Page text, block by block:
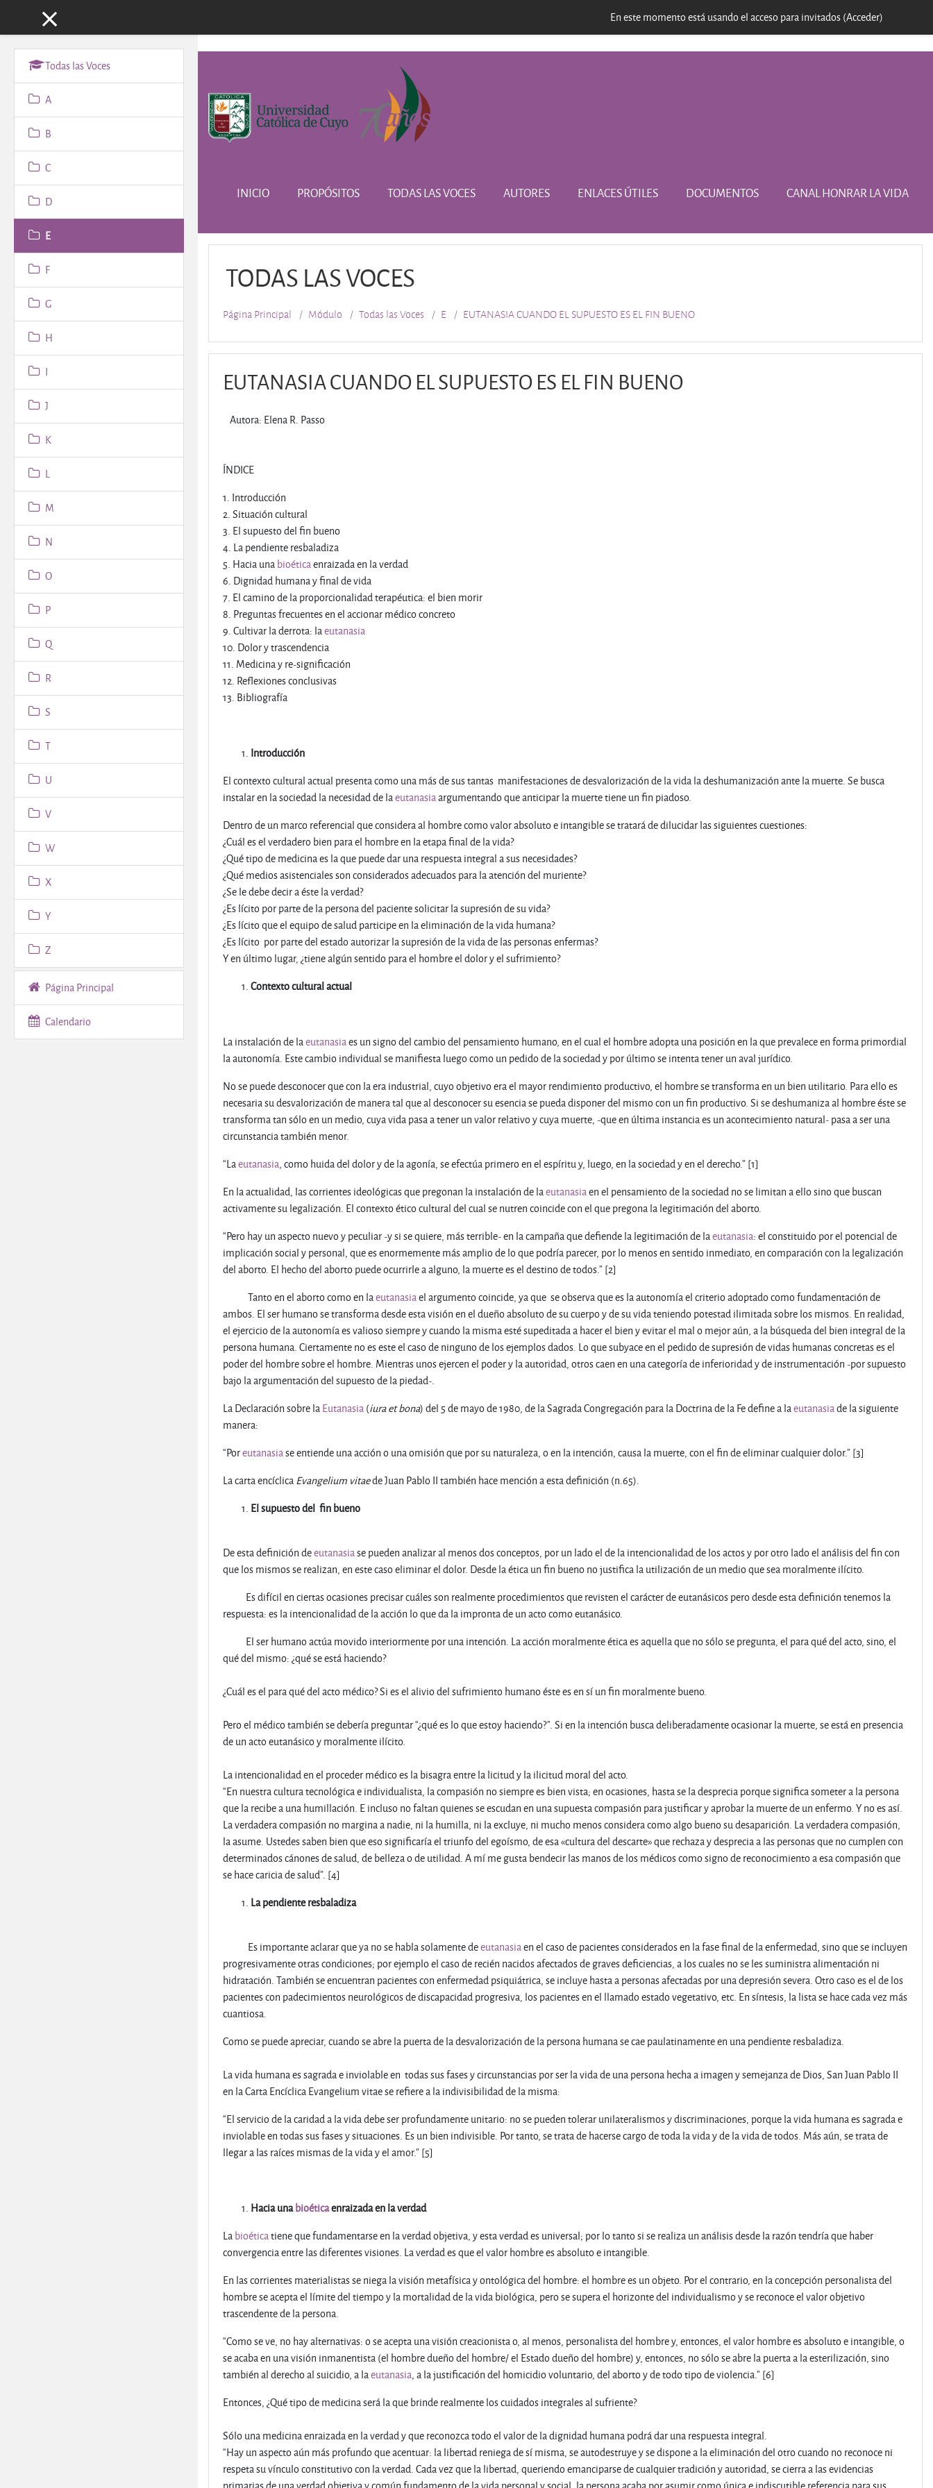
Panel lateral En este momento está usando el acceso para invitados (Acceder)
INICIO PROPÓSITOS TODAS LAS VOCES AUTORES ENLACES ÚTILES DOCUMENTOS CANAL HONRAR LA VIDA
TODAS LAS VOCES
Página Principal Módulo Todas las Voces E EUTANASIA CUANDO EL SUPUESTO ES EL FIN BUENO
EUTANASIA CUANDO EL SUPUESTO ES EL FIN BUENO
Autora: Elena R. Passo
ÍNDICE
1. Introducción
2. Situación cultural
3. El supuesto del fin bueno
4. La pendiente resbaladiza
5. Hacia unabioéticaenraizada en la verdad
6. Dignidad humana y final de vida
7. El camino de la proporcionalidad terapéutica: el bien morir
8. Preguntas frecuentes en el accionar médico concreto
9. Cultivar la derrota: laeutanasia
10. Dolor y trascendencia
11. Medicina y re-significación
12. Reflexiones conclusivas
13. Bibliografía
Introducción
El contexto cultural actual presenta como una más de sus tantas manifestaciones de desvalorización de la vida la deshumanización ante la muerte. Se busca
instalar en la sociedad la necesidad de laeutanasiaargumentando que anticipar la muerte tiene un fin piadoso.
Dentro de un marco referencial que considera al hombre como valor absoluto e intangible se tratará de dilucidar las siguientes cuestiones:
¿Cuál es el verdadero bien para el hombre en la etapa final de la vida?
¿Qué tipo de medicina es la que puede dar una respuesta integral a sus necesidades?
¿Qué medios asistenciales son considerados adecuados para la atención del muriente?
¿Se le debe decir a éste la verdad?
¿Es lícito por parte de la persona del paciente solicitar la supresión de su vida?
¿Es lícito que el equipo de salud participe en la eliminación de la vida humana?
¿Es lícito por parte del estado autorizar la supresión de la vida de las personas enfermas?
Y en último lugar, ¿tiene algún sentido para el hombre el dolor y el sufrimiento?
Contexto cultural actual
La instalación de laeutanasiaes un signo del cambio del pensamiento humano, en el cual el hombre adopta una posición en la que prevalece en forma primordial
la autonomía. Este cambio individual se manifiesta luego como un pedido de la sociedad y por último se intenta tener un aval jurídico.
No se puede desconocer que con la era industrial, cuyo objetivo era el mayor rendimiento productivo, el hombre se transforma en un bien utilitario. Para ello es
necesaria su desvalorización de manera tal que al desconocer su esencia se pueda disponer del mismo con un fin productivo. Si se deshumaniza al hombre éste se
transforma tan sólo en un medio, cuya vida pasa a tener un valor relativo y cuya muerte, -que en última instancia es un acontecimiento natural- pasa a ser una
circunstancia también menor.
“Laeutanasia, como huida del dolor y de la agonía, se efectúa primero en el espíritu y, luego, en la sociedad y en el derecho.” [1]
En la actualidad, las corrientes ideológicas que pregonan la instalación de laeutanasiaen el pensamiento de la sociedad no se limitan a ello sino que buscan
activamente su legalización. El contexto ético cultural del cual se nutren coincide con el que pregona la legitimación del aborto.
“Pero hay un aspecto nuevo y peculiar -y si se quiere, más terrible- en la campaña que defiende la legitimación de laeutanasia: el constituido por el potencial de
implicación social y personal, que es enormemente más amplio de lo que podría parecer, por lo menos en sentido inmediato, en comparación con la legalización
del aborto. El hecho del aborto puede ocurrirle a alguno, la muerte es el destino de todos.” [2]
Tanto en el aborto como en laeutanasiael argumento coincide, ya que se observa que es la autonomía el criterio adoptado como fundamentación de
ambos. El ser humano se transforma desde esta visión en el dueño absoluto de su cuerpo y de su vida teniendo potestad ilimitada sobre los mismos. En realidad,
el ejercicio de la autonomía es valioso siempre y cuando la misma esté supeditada a hacer el bien y evitar el mal o mejor aún, a la búsqueda del bien integral de la
persona humana. Ciertamente no es este el caso de ninguno de los ejemplos dados. Lo que subyace en el pedido de supresión de vidas humanas concretas es el
poder del hombre sobre el hombre. Mientras unos ejercen el poder y la autoridad, otros caen en una categoría de inferioridad y de instrumentación -por supuesto
bajo la argumentación del supuesto de la piedad-.
La Declaración sobre laEutanasia(iura et bona) del 5 de mayo de 1980, de la Sagrada Congregación para la Doctrina de la Fe define a laeutanasiade la siguiente
manera:
“Poreutanasiase entiende una acción o una omisión que por su naturaleza, o en la intención, causa la muerte, con el fin de eliminar cualquier dolor.” [3]
La carta encíclicaEvangelium vitaede Juan Pablo II también hace mención a esta definición (n.65).
El supuesto del fin bueno
De esta definición deeutanasiase pueden analizar al menos dos conceptos, por un lado el de la intencionalidad de los actos y por otro lado el análisis del fin con
que los mismos se realizan, en este caso eliminar el dolor. Desde la ética un fin bueno no justifica la utilización de un medio que sea moralmente ilícito.
Es difícil en ciertas ocasiones precisar cuáles son realmente procedimientos que revisten el carácter de eutanásicos pero desde esta definición tenemos la
respuesta: es la intencionalidad de la acción lo que da la impronta de un acto como eutanásico.
El ser humano actúa movido interiormente por una intención. La acción moralmente ética es aquella que no sólo se pregunta, el para qué del acto, sino, el
qué del mismo: ¿qué se está haciendo?
¿Cuál es el para qué del acto médico? Si es el alivio del sufrimiento humano éste es en sí un fin moralmente bueno.
Pero el médico también se debería preguntar “¿qué es lo que estoy haciendo?”. Si en la intención busca deliberadamente ocasionar la muerte, se está en presencia
de un acto eutanásico y moralmente ilícito.
La intencionalidad en el proceder médico es la bisagra entre la licitud y la ilicitud moral del acto.
“En nuestra cultura tecnológica e individualista, la compasión no siempre es bien vista; en ocasiones, hasta se la desprecia porque significa someter a la persona
que la recibe a una humillación. E incluso no faltan quienes se escudan en una supuesta compasión para justificar y aprobar la muerte de un enfermo. Y no es así.
La verdadera compasión no margina a nadie, ni la humilla, ni la excluye, ni mucho menos considera como algo bueno su desaparición. La verdadera compasión,
la asume. Ustedes saben bien que eso significaría el triunfo del egoísmo, de esa «cultura del descarte» que rechaza y desprecia a las personas que no cumplen con
determinados cánones de salud, de belleza o de utilidad. A mí me gusta bendecir las manos de los médicos como signo de reconocimiento a esa compasión que
se hace caricia de salud”. [4]
La pendiente resbaladiza
Es importante aclarar que ya no se habla solamente deeutanasiaen el caso de pacientes considerados en la fase final de la enfermedad, sino que se incluyen
progresivamente otras condiciones; por ejemplo el caso de recién nacidos afectados de graves deficiencias, a los cuales no se les suministra alimentación ni
hidratación. También se encuentran pacientes con enfermedad psiquiátrica, se incluye hasta a personas afectadas por una depresión severa. Otro caso es el de los
pacientes con padecimientos neurológicos de discapacidad progresiva, los pacientes en el llamado estado vegetativo, etc. En síntesis, la lista se hace cada vez más
cuantiosa.
Como se puede apreciar, cuando se abre la puerta de la desvalorización de la persona humana se cae paulatinamente en una pendiente resbaladiza.
La vida humana es sagrada e inviolable en todas sus fases y circunstancias por ser la vida de una persona hecha a imagen y semejanza de Dios, San Juan Pablo II
en la Carta Encíclica Evangelium vitae se refiere a la indivisibilidad de la misma:
“El servicio de la caridad a la vida debe ser profundamente unitario: no se pueden tolerar unilateralismos y discriminaciones, porque la vida humana es sagrada e
inviolable en todas sus fases y situaciones. Es un bien indivisible. Por tanto, se trata de hacerse cargo de toda la vida y de la vida de todos. Más aún, se trata de
llegar a las raíces mismas de la vida y el amor.” [5]
Hacia unabioéticaenraizada en la verdad
Labioéticatiene que fundamentarse en la verdad objetiva, y esta verdad es universal; por lo tanto si se realiza un análisis desde la razón tendría que haber
convergencia entre las diferentes visiones. La verdad es que el valor hombre es absoluto e intangible.
En las corrientes materialistas se niega la visión metafísica y ontológica del hombre: el hombre es un objeto. Por el contrario, en la concepción personalista del
hombre se acepta el límite del tiempo y la mortalidad de la vida biológica, pero se supera el horizonte del individualismo y se reconoce el valor objetivo
trascendente de la persona.
“Como se ve, no hay alternativas: o se acepta una visión creacionista o, al menos, personalista del hombre y, entonces, el valor hombre es absoluto e intangible, o
se acaba en una visión inmanentista (el hombre dueño del hombre/ el Estado dueño del hombre) y, entonces, no sólo se abre la puerta a la esterilización, sino
también al derecho al suicidio, a laeutanasia, a la justificación del homicidio voluntario, del aborto y de todo tipo de violencia.” [6]
Entonces, ¿Qué tipo de medicina será la que brinde realmente los cuidados integrales al sufriente?
Sólo una medicina enraizada en la verdad y que reconozca todo el valor de la dignidad humana podrá dar una respuesta integral.
“Hay un aspecto aún más profundo que acentuar: la libertad reniega de sí misma, se autodestruye y se dispone a la eliminación del otro cuando no reconoce ni
respeta su vínculo constitutivo con la verdad. Cada vez que la libertad, queriendo emanciparse de cualquier tradición y autoridad, se cierra a las evidencias
Todas las Voces
A
B
C
D
E
F
G
H
I
J
K
L
M
N
O
P
Q
R
S
T
U
V
W
X
Y
Z
Página Principal
Calendario